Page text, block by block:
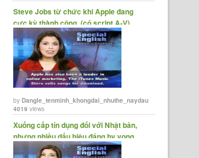
Steve Jobs từ chức khi Apple đang
cực kỳ thành công. (có script A-V)
byDangle_tenminh_khongdai_nhuthe_naydau
4019 views
Xuống cấp tín dụng đối với Nhật bản,
nhưng nhiều dấu hiệu đáng hy vọng.
(có......